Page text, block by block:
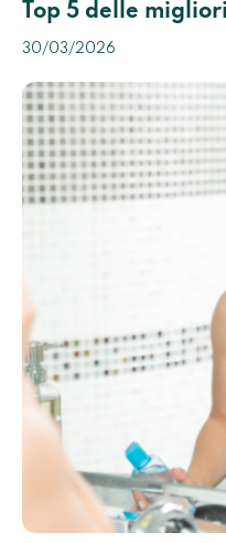
Top 5 delle
30/03/2026